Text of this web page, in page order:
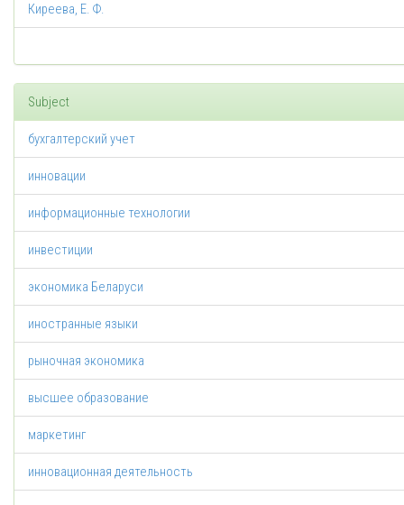
Киреева, Е. Ф.
Subject
бухгалтерский учет
инновации
информационные технологии
инвестиции
экономика Беларуси
иностранные языки
рыночная экономика
высшее образование
маркетинг
инновационная деятельность